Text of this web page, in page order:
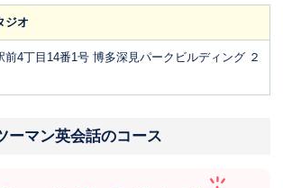
ジオ
前4丁目14番1号 博多深見パークビルディング ２
ーマン英会話のコース